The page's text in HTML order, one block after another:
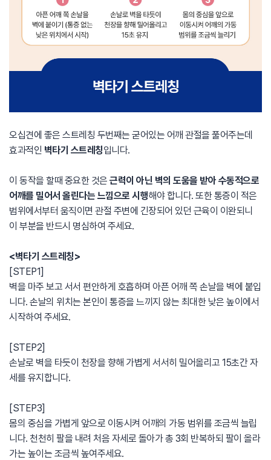
오십견에 좋은 스트레칭 두번째는 굳어있는 어깨 관절을 풀어주는데
효과적인 벽타기 스트레칭입니다.
이 동작을 할때 중요한 것은 근력이 아닌 벽의 도움을 받아 수동적으로
어깨를 밀어서 올린다는 느낌으로 시행해야 합니다. 또한 통증이 적은
범위에서부터 움직이면 관절 주변에 긴장되어 있던 근육이 이완되니
이 부분을 반드시 명심하여 주세요.
<벽타기 스트레칭>
[STEP1]
벽을 마주 보고 서서 편안하게 호흡하며 아픈 어깨 쪽 손날을 벽에 붙입
니다. 손날의 위치는 본인이 통증을 느끼지 않는 최대한 낮은 높이에서
시작하여 주세요.
[STEP2]
손날로 벽을 타듯이 천장을 향해 가볍게 서서히 밀어올리고 15초간 자
세를 유지합니다.
[STEP3]
몸의 중심을 가볍게 앞으로 이동시켜 어깨의 가동 범위를 조금씩 늘립
니다. 천천히 팔을 내려 처음 자세로 돌아가 총 3회 반복하되 팔이 올라
가는 높이는 조금씩 높여주세요.